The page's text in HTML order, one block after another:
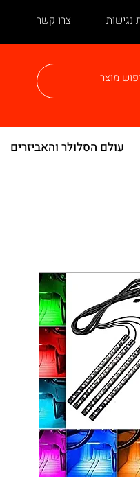
צרו קשר נגישות
עולם הסלולר והאביזרים